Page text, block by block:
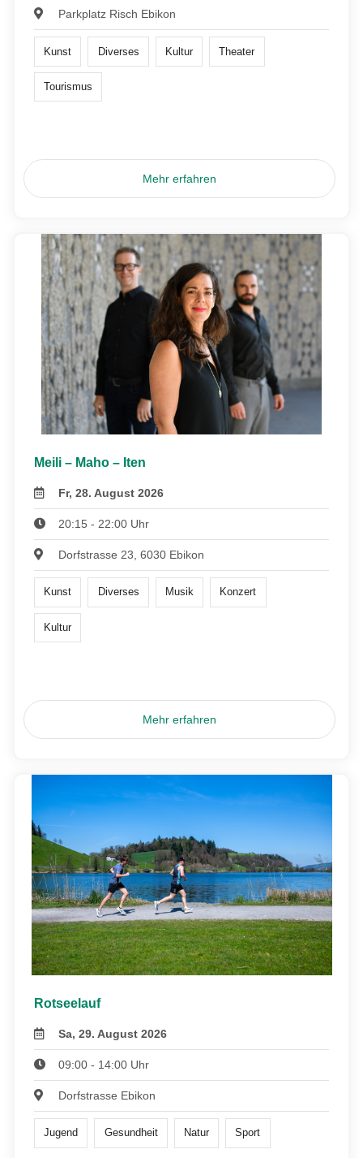
Parkplatz Risch Ebikon
Kunst Diverses Kultur Theater
Tourismus
Mehr erfahren
Meili – Maho – Iten
Fr, 28. August 2026
20:15 - 22:00 Uhr
Dorfstrasse 23, 6030 Ebikon
Kunst Diverses Musik Konzert
Kultur
Mehr erfahren
Rotseelauf
Sa, 29. August 2026
09:00 - 14:00 Uhr
Dorfstrasse Ebikon
Jugend Gesundheit Natur Sport